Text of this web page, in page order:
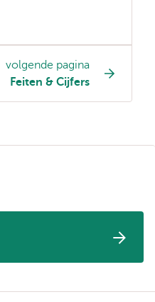
volgende pagina
Feiten & Cijfers